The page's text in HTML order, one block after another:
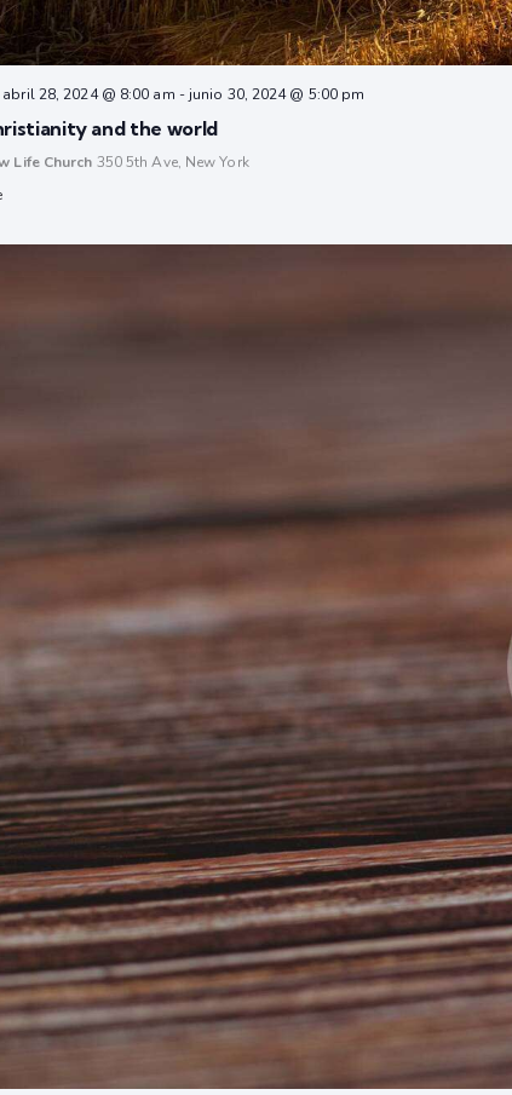
abril 28, 2024 @ 8:00 am -junio 30, 2024 @ 5:00 pm
and the world
Life Church 350 5th Ave, New York